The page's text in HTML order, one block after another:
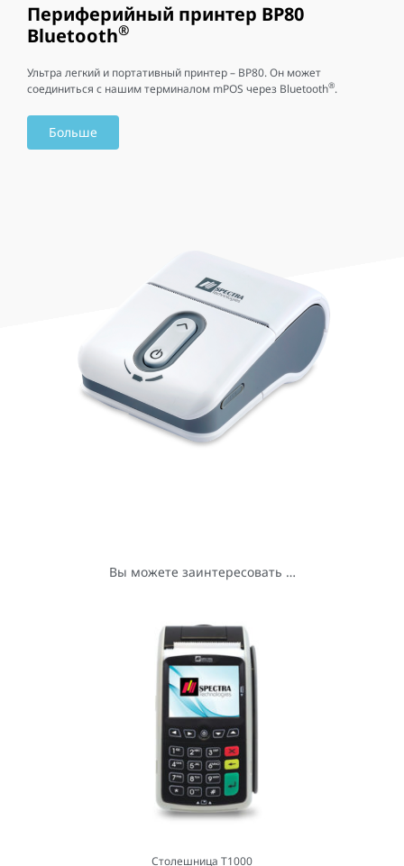
Периферийный принтер BP80
Bluetooth®
Ультра легкий и портативный принтер – BP80. Он может
соединиться с нашим терминалом mPOS через Bluetooth®.
Больше
Вы можете заинтересовать …
Столешница T1000